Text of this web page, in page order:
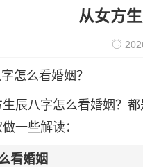
从女方
辰八字怎么看婚姻？
一些解读：
看婚姻